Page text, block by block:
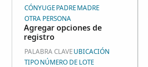
CÓNYUGEPADREMADRE
OTRA PERSONA
Agregar opciones de
registro
PALABRA CLAVEUBICACIÓN
TIPONÚMERO DE LOTE